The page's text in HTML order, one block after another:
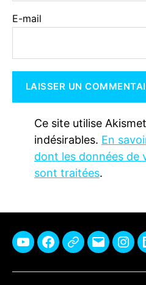
E-mail
Ce site utilise
indésirables. En
dont les données de
sont traitées.
YoutubeFacebook
Pinterest
E-